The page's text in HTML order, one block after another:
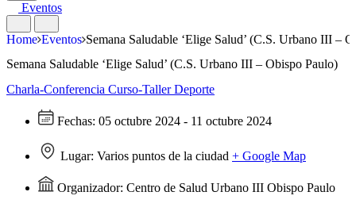
Eventos
Home Eventos Semana Saludable ‘Elige Salud’ (C.S. Urbano III –
Semana Saludable ‘Elige Salud’ (C.S. Urbano III – Obispo Paulo)
Charla-Conferencia Curso-TallerDeporte
Fechas: 05 octubre 2024 - 11 octubre 2024
Lugar: Varios puntos de la ciudad + Google Map
Organizador: Centro de Salud Urbano III Obispo Paulo